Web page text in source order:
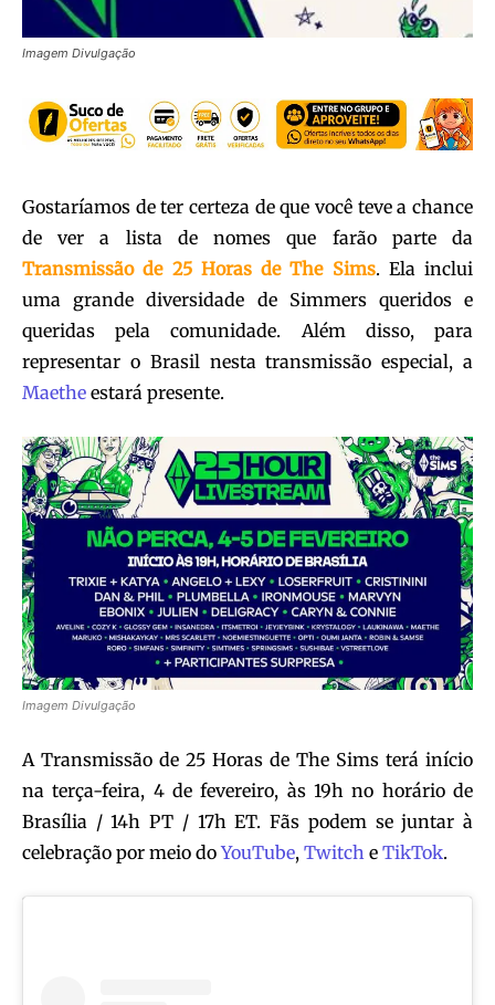
Imagem Divulgação
Gostaríamos de ter certeza de que você teve a chance
de ver a lista de nomes que farão parte da
Transmissão de 25 Horas de The Sims. Ela inclui
uma grande diversidade de Simmers queridos e
queridas pela comunidade. Além disso, para
representar o Brasil nesta transmissão especial, a
Maethe estará presente.
Imagem Divulgação
A Transmissão de 25 Horas de The Sims terá início
na terça-feira, 4 de fevereiro, às 19h no horário de
Brasília / 14h PT / 17h ET. Fãs podem se juntar à
celebração por meio doYouTube, Twitch e TikTok.